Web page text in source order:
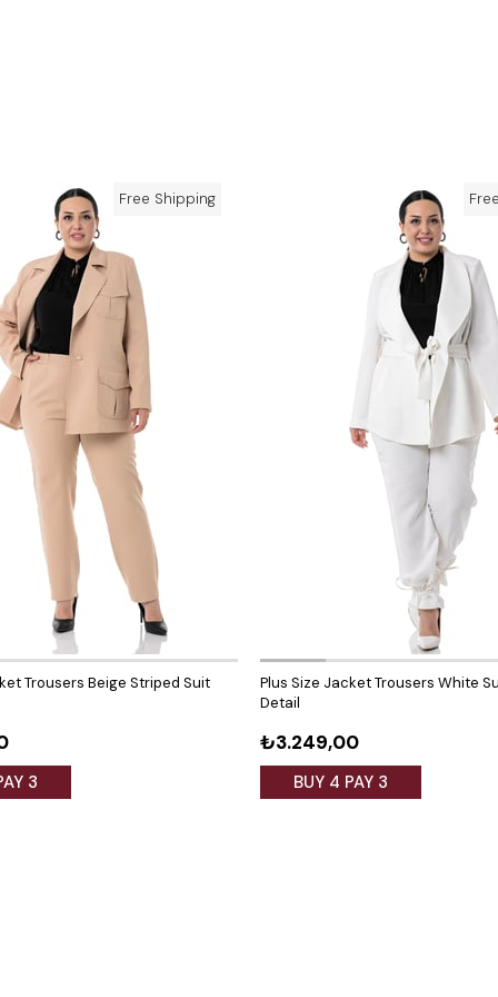
Trousers Beige Striped Suit
3
Free Shipping
Plus Size Jacket Trousers White
Detail
₺3.249,00
BUY 4 PAY 3